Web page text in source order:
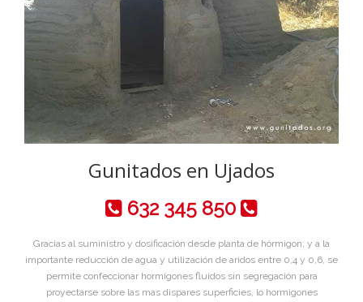
Gunitados en Ujados
632 345 850
Gracias al suministro y dosificación desde planta de hórmigon, y a la
importante reducción de agua y utilización de aridos entre 0,4 y 0,6, se
permite confeccionar hormigones fluidos sin segregación para
proyectarse sobre las mas dispares superficies, lo hormigones